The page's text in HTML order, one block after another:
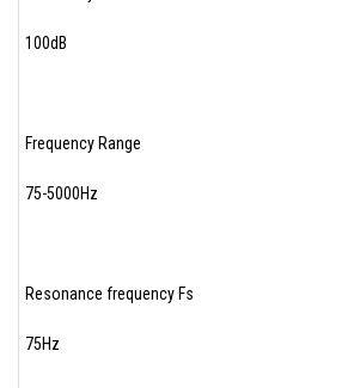
100dB
Frequency Range
75-5000Hz
Resonance frequency Fs
75Hz